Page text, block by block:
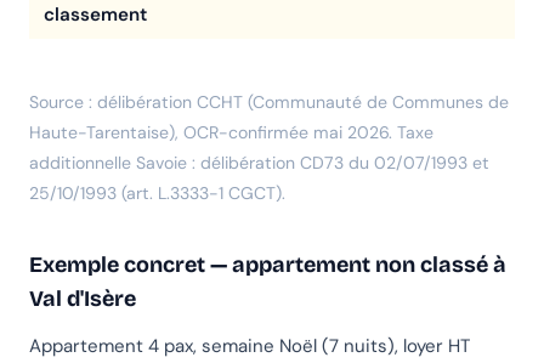
classement
Source : délibération CCHT (Communauté de Communes de
Haute-Tarentaise), OCR-confirmée mai 2026. Taxe
additionnelle Savoie : délibération CD73 du 02/07/1993 et
25/10/1993 (art. L.3333-1 CGCT).
Exemple concret — appartement non classé à
Val d'Isère
Appartement 4 pax, semaine Noël (7 nuits), loyer HT